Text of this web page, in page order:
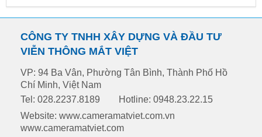
CÔNG TY TNHH XÂY DỰNG VÀ ĐẦU TƯ
VIỄN THÔNG MẮT VIỆT
VP: 94 Ba Vân, Phường Tân Bình, Thành Phố Hồ
Chí Minh, Việt Nam
Tel: 028.2237.8189
Hotline: 0948.23.22.15
Website: www.cameramatviet.com.vn
www.cameramatviet.com